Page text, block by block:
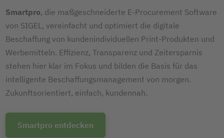
Smartpro, die maßgeschneiderte E-Procurement Software
von SIGEL, vereinfacht und optimiert die digitale
Beschaffung von kundenindividuellen Print-Produkten und
Werbemitteln. Effizienz, Transparenz und Zeitersparnis
stehen hier klar im Fokus und bilden die Basis für das
intelligente Beschaffungsmanagement von morgen.
Zukunftsorientiert, einfach, kundennah.
Smartpro entdecken